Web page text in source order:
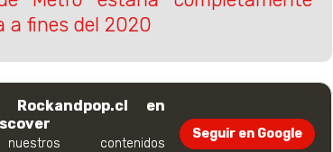
a fines del 2020
en
contenidos
Seguir en Google